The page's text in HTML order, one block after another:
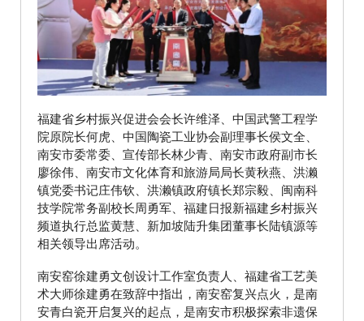
福建省乡村振兴促进会会长许维泽、中国武警工程学
院原院长何虎、中国陶瓷工业协会副理事长侯文全、
南安市委常委、宣传部长林少青、南安市政府副市长
廖徐伟、南安市文化体育和旅游局局长黄秋燕、洪濑
镇党委书记庄伟钦、洪濑镇政府镇长郑宗毅、闽南科
技学院常务副校长周勇军、福建日报新福建乡村振兴
频道执行总监黄慧、新加坡陆升集团董事长陆镇源等
相关领导出席活动。
南安窑徐建勇文创设计工作室负责人、福建省工艺美
术大师徐建勇在致辞中指出，南安窑复兴点火，是南
安青白瓷开启复兴的起点，是南安市积极探索非遗保